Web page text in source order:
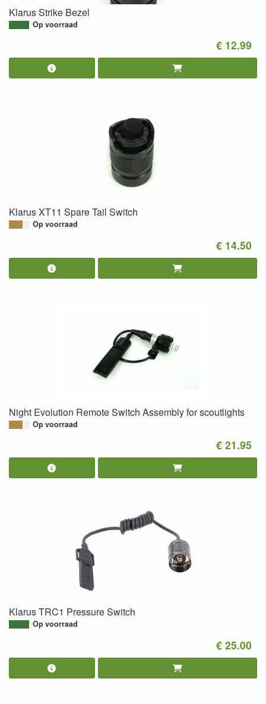
Klarus Strike Bezel
Op voorraad
€ 12.99
Klarus XT11 Spare Tail Switch
Op voorraad
€ 14.50
Night Evolution Remote Switch Assembly for scoutlights
Op voorraad
€ 21.95
Klarus TRC1 Pressure Switch
Op voorraad
€ 25.00